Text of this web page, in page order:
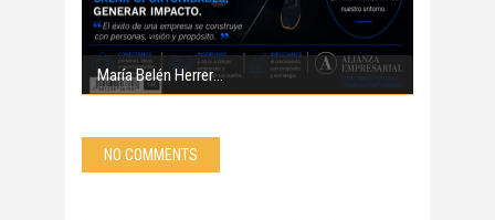
María Belén Herrer
NO COMMENTS